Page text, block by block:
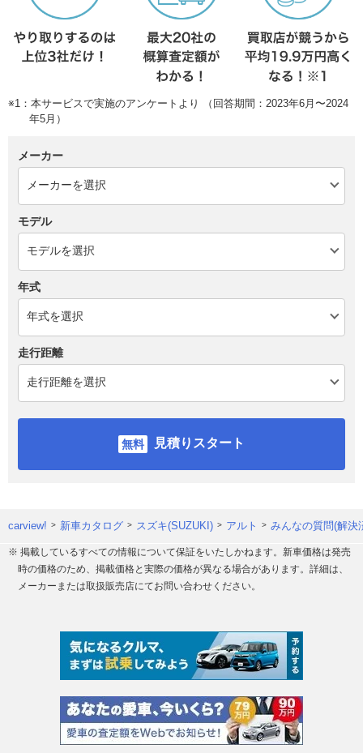
※1：本サービスで実施のアンケートより （回答期間：2023年6月〜2024
年5月）
メーカー
モデル
年式
走行距離
見積りスタート
carview! 新車カタログ スズキ(SUZUKI) アルト みんなの質問(解決
※ 掲載しているすべての情報について保証をいたしかねます。新車価格は発売
時の価格のため、掲載価格と実際の価格が異なる場合があります。詳細は、
メーカーまたは取扱販売店にてお問い合わせください。